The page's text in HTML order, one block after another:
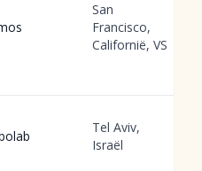
San
Francisco,
Californië, VS
Tel Aviv,
Israël